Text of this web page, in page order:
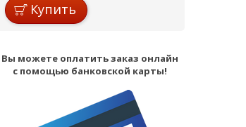
Купить
Вы можете оплатить заказ онлайн
с помощью банковской карты!